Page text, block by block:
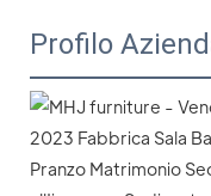
Profilo